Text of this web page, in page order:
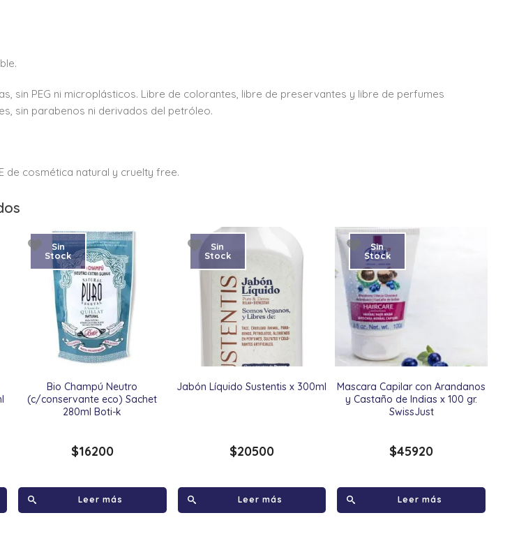
sin PEG ni microplásticos. Libre de colorantes, libre de preservantes y libre de perfumes
sin parabenos ni derivados del petróleo.
de cosmética natural y cruelty free.
Bio Champú Neutro
(c/conservante eco) Sachet
280ml Boti-k
Sin
Stock
$16200
Leer más
Jabón Líquido Sustentis x 300ml
Sin
Stock
$20500
Leer más
Mascara Capilar con Arandanos
y Castaño de Indias x 100 gr.
SwissJust
Sin
Stock
$45920
Leer más